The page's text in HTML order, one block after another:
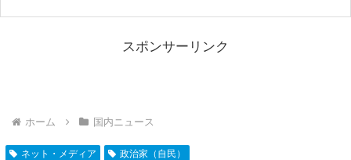
スポンサーリンク
ホーム 国内ニュース
ネット・メディア 政治家（自民）